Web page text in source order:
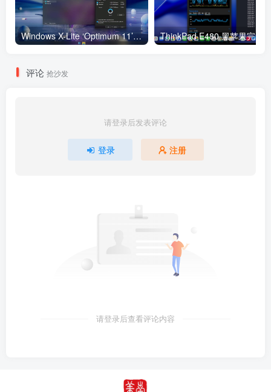
Windows X-Lite ‘Optimum 11’ 25H2 Pro v2
评论 抢沙发
请登录后发表评论
登录 注册
请登录后查看评论内容